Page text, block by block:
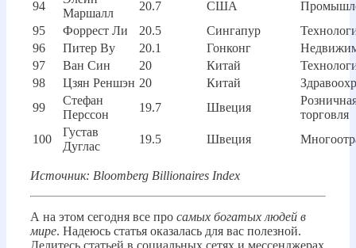
94
Маршалл
20.7 США
95
Форрест Ли 20.5 Сингапур
96
Питер Ву 20.1 Гонконг
97
Ван Син 20 Китай
98
Цзян Реншэн 20 Китай
99
Стефан
Перссон
19.7 Швеция
торговля
100
Густав
Дуглас
19.5 Швеция
Источник: Bloomberg Billionaires Index
А на этом сегодня все про самых богатых людей в
мире. Надеюсь статья оказалась для вас полезной.